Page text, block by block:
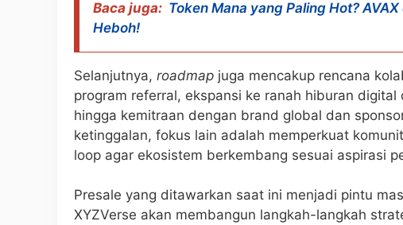
Baca juga: Token Mana yang Paling Hot?
Heboh!
Selanjutnya, roadmap juga mencakup rencana
program referral, ekspansi ke ranah hiburan
hingga kemitraan dengan brand global dan
ketinggalan, fokus lain adalah memperkuat
loop agar ekosistem berkembang sesuai aspirasi
Presale yang ditawarkan saat ini menjadi pintu
XYZVerse akan membangun langkah-langkah